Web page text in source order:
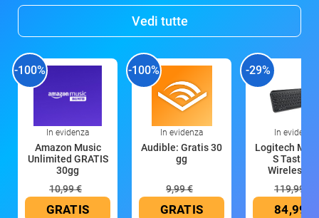
Vedi tutte
-100%
In evidenza
Amazon Music
Unlimited GRATIS
30gg
10,99 €
GRATIS
-100%
In evidenza
Audible: Gratis 30
gg
9,99 €
GRATIS
-29%
In evidenza
Logitech MX
S Tastiera
Wireless
119,99 €
84,99 €